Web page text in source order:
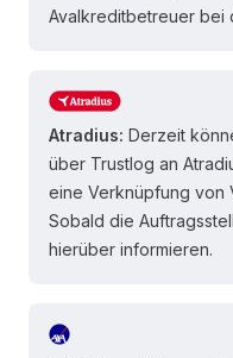
Avalkreditbetreuer bei
Atradius: Derzeit
über Trustlog an
eine Verknüpfung von
Sobald die
hierüber informieren.